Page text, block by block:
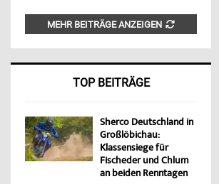
MEHR BEITRÄGE ANZEIGEN
TOP BEITRÄGE
Sherco Deutschland in
Großlöbichau:
Klassensiege für
Fischeder und Chlum
an beiden Renntagen